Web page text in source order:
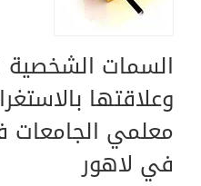
السمات
وعلاقتها
معلمي الجامعات
في لاهور